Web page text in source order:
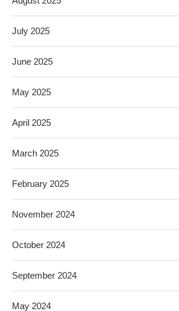
July 2025
June 2025
May 2025
April 2025
March 2025
February 2025
November 2024
October 2024
September 2024
May 2024